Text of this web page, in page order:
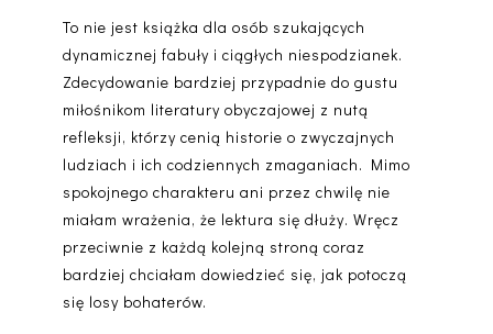
To nie jest książka dla osób szukających
dynamicznej fabuły i ciągłych niespodzianek.
Zdecydowanie bardziej przypadnie do gustu
miłośnikom literatury obyczajowej z nutą
refleksji, którzy cenią historie o zwyczajnych
ludziach i ich codziennych zmaganiach. Mimo
spokojnego charakteru ani przez chwilę nie
miałam wrażenia, że lektura się dłuży. Wręcz
przeciwnie z każdą kolejną stroną coraz
bardziej chciałam dowiedzieć się, jak potoczą
się losy bohaterów.